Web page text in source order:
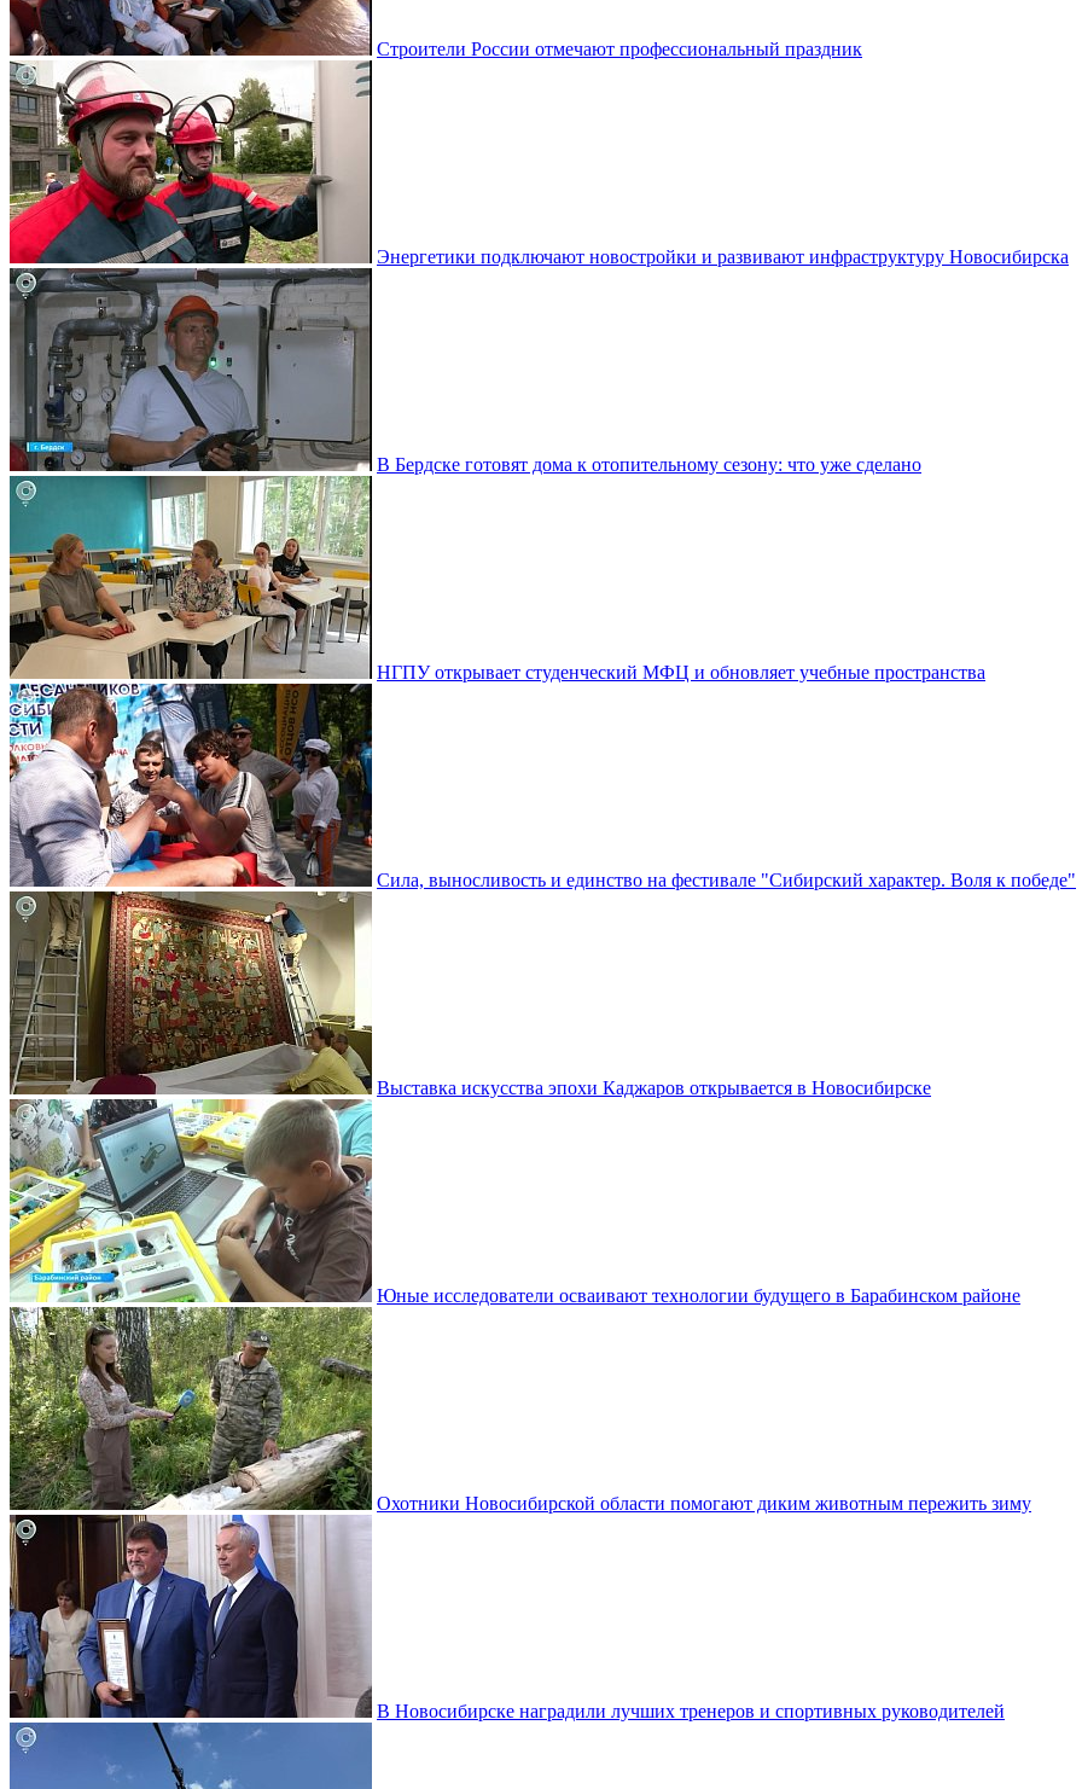
Строители России отмечают профессиональный праздник
Энергетики подключают новостройки и развивают инфраструктуру Новосибирска
В Бердске готовят дома к отопительному сезону: что уже сделано
НГПУ открывает студенческий МФЦ и обновляет учебные пространства
Сила, выносливость и единство на фестивале "Сибирский характер. Воля к победе"
Выставка искусства эпохи Каджаров открывается в Новосибирске
Юные исследователи осваивают технологии будущего в Барабинском районе
Охотники Новосибирской области помогают диким животным пережить зиму
В Новосибирске наградили лучших тренеров и спортивных руководителей